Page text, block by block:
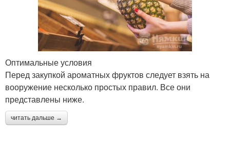
Оптимальные условия
Перед закупкой ароматных фруктов следует взять на
вооружение несколько простых правил. Все они
представлены ниже.
читать дальше →